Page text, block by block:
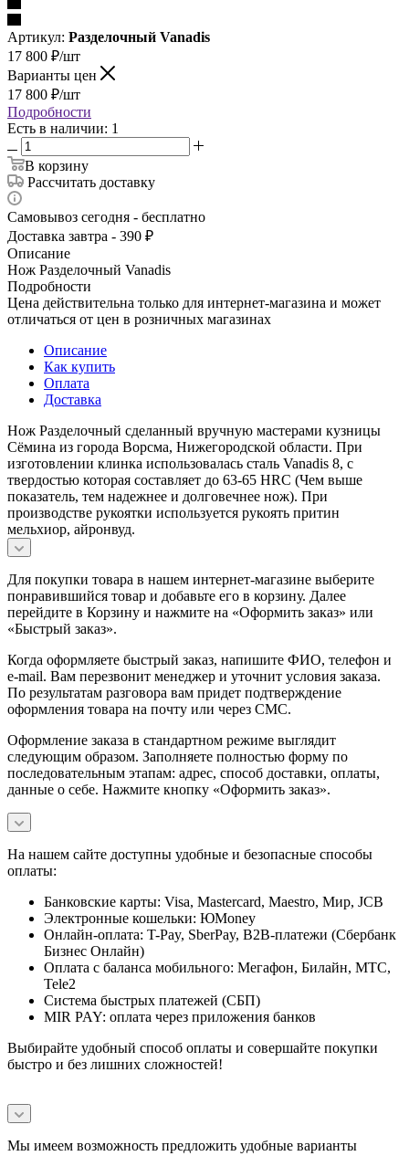
Артикул: Разделочный Vanadis
17 800 ₽/шт
Варианты цен
17 800 ₽/шт
Подробности
Есть в наличии: 1
В корзину
Рассчитать доставку
Самовывоз сегодня - бесплатно
Доставка завтра - 390 ₽
Описание
Нож Разделочный Vanadis
Подробности
Цена действительна только для интернет-магазина и может
отличаться от цен в розничных магазинах
Описание
Как купить
Оплата
Доставка
Нож Разделочный сделанный вручную мастерами кузницы
Сёмина из города Ворсма, Нижегородской области. При
изготовлении клинка использовалась сталь Vanadis 8, с
твердостью которая составляет до 63-65 HRC (Чем выше
показатель, тем надежнее и долговечнее нож). При
производстве рукоятки используется рукоять притин
мельхиор, айронвуд.
Для покупки товара в нашем интернет-магазине выберите
понравившийся товар и добавьте его в корзину. Далее
перейдите в Корзину и нажмите на «Оформить заказ» или
«Быстрый заказ».
Когда оформляете быстрый заказ, напишите ФИО, телефон и
e-mail. Вам перезвонит менеджер и уточнит условия заказа.
По результатам разговора вам придет подтверждение
оформления товара на почту или через СМС.
Оформление заказа в стандартном режиме выглядит
следующим образом. Заполняете полностью форму по
последовательным этапам: адрес, способ доставки, оплаты,
данные о себе. Нажмите кнопку «Оформить заказ».
На нашем сайте доступны удобные и безопасные способы
оплаты:
Банковские карты: Visa, Mastercard, Maestro, Мир, JCB
Электронные кошельки: ЮMoney
Онлайн-оплата: T-Pay, SberPay, B2B-платежи (Сбербанк
Бизнес Онлайн)
Оплата с баланса мобильного: Мегафон, Билайн, МТС,
Tele2
Система быстрых платежей (СБП)
MIR PAY: оплата через приложения банков
Выбирайте удобный способ оплаты и совершайте покупки
быстро и без лишних сложностей!
Мы имеем возможность предложить удобные варианты